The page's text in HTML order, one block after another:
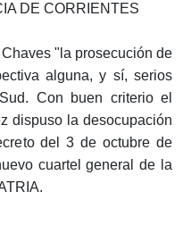
DE CORRIENTES
"la prosecución de
alguna, y sí, serios
Con buen criterio el
dispuso la desocupación
del 3 de octubre de
cuartel general de la